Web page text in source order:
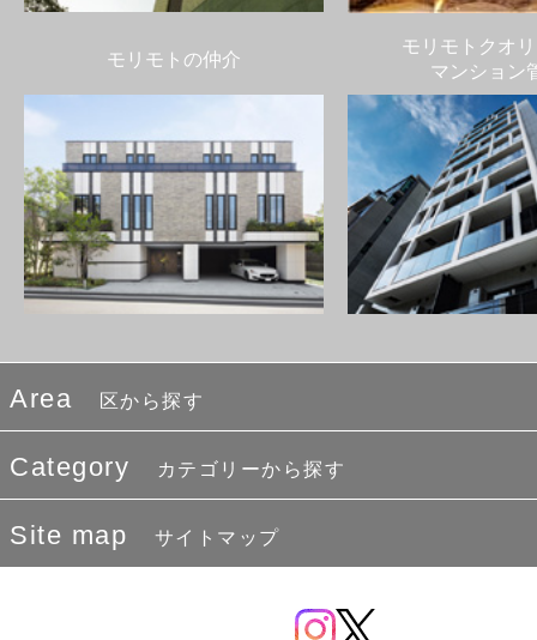
モリモトの仲介
モリモトクオ
マンション
Area 区から探す
Category カテゴリーから探す
Site map サイトマップ